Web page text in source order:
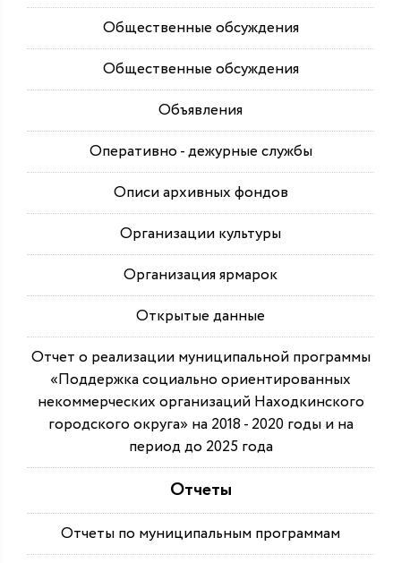
Общественные обсуждения
Общественные обсуждения
Объявления
Оперативно - дежурные службы
Описи архивных фондов
Организации культуры
Организация ярмарок
Открытые данные
Отчет о реализации муниципальной программы
«Поддержка социально ориентированных
некоммерческих организаций Находкинского
городского округа» на 2018 - 2020 годы и на
период до 2025 года
Отчеты
Отчеты по муниципальным программам